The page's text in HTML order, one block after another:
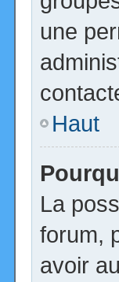
une
Haut
La
forum,
avoir